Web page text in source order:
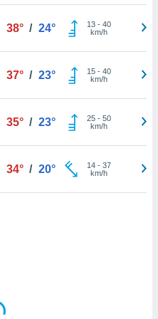
38° / 24° 13- 40
km/h
37° / 23° 15- 40
km/h
35° / 23° 25- 50
km/h
34° / 20° 14- 37
km/h